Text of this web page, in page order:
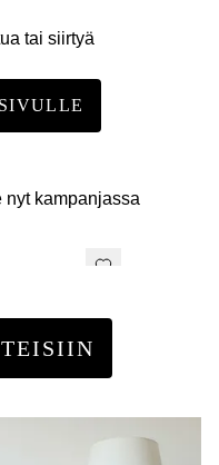
tai siirtyä
nyt kampanjassa